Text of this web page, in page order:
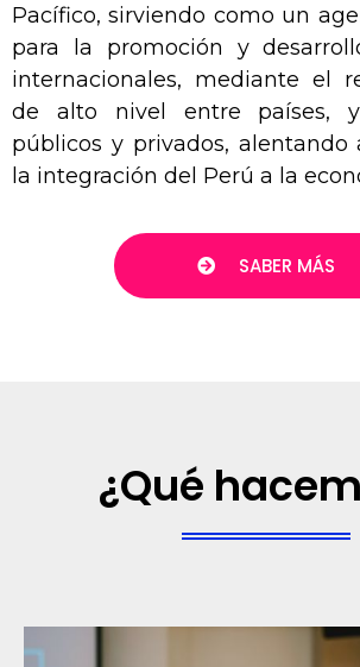
Pacífico, sirviendo como un
para la promoción y
internacionales, mediante el
de alto nivel entre países,
públicos y privados, alentando
la integración del Perú a la
SABER MÁS
¿Qué